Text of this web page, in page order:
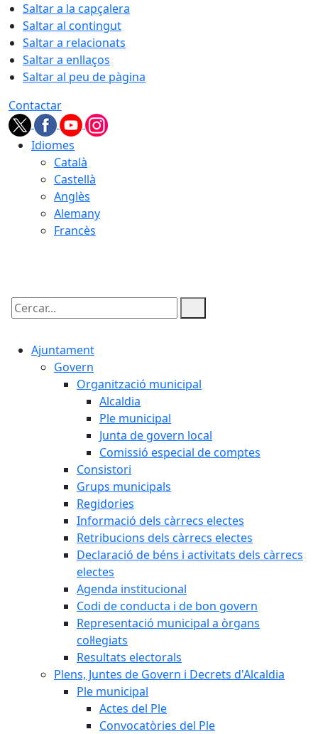
Saltar a la capçalera
Saltar al contingut
Saltar a relacionats
Saltar a enllaços
Saltar al peu de pàgina
Contactar
Idiomes
Català
Castellà
Anglès
Alemany
Francès
Cercar:
Ajuntament
Govern
Organització municipal
Alcaldia
Ple municipal
Junta de govern local
Comissió especial de comptes
Consistori
Grups municipals
Regidories
Informació dels càrrecs electes
Retribucions dels càrrecs electes
Declaració de béns i activitats dels càrrecs
electes
Agenda institucional
Codi de conducta i de bon govern
Representació municipal a òrgans
col·legiats
Resultats electorals
Plens, Juntes de Govern i Decrets d'Alcaldia
Ple municipal
Actes del Ple
Convocatòries del Ple